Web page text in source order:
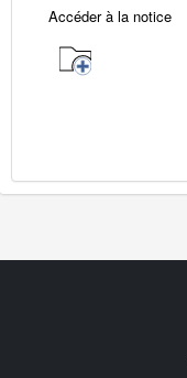
Accéder à la notice